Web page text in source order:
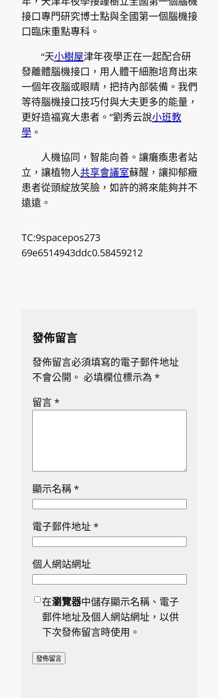
接口專門研究博士點與全國第一個腦機接
口臨床重點專科。
“天小樹屋津年夜學正在一起配合研
發離體腦機接口，用人體干細胞培育出來
一個年夜腦或眼睛，把持內部裝備。我們
等待腦機接口技巧付與大夫更多的能量，
更好造福寬大患者。”劉秀云說小班教
學 。
人機協同，智能向善。讓癱瘓患者站
立，讓植物人共享會議室蘇醒，讓抑郁癥
患者從頭綻放笑臉，如許的將來能夠并不
遠遠。
TC:9spacepos273
69e6514943ddc0.58459212
發佈留言
發佈留言必須填寫的電子郵件地址
不會公開。 必填欄位標示為 *
留言 *
顯示名稱 *
電子郵件地址 *
個人網站網址
在瀏覽器中儲存顯示名稱、電子
郵件地址及個人網站網址，以供
下次發佈留言時使用。